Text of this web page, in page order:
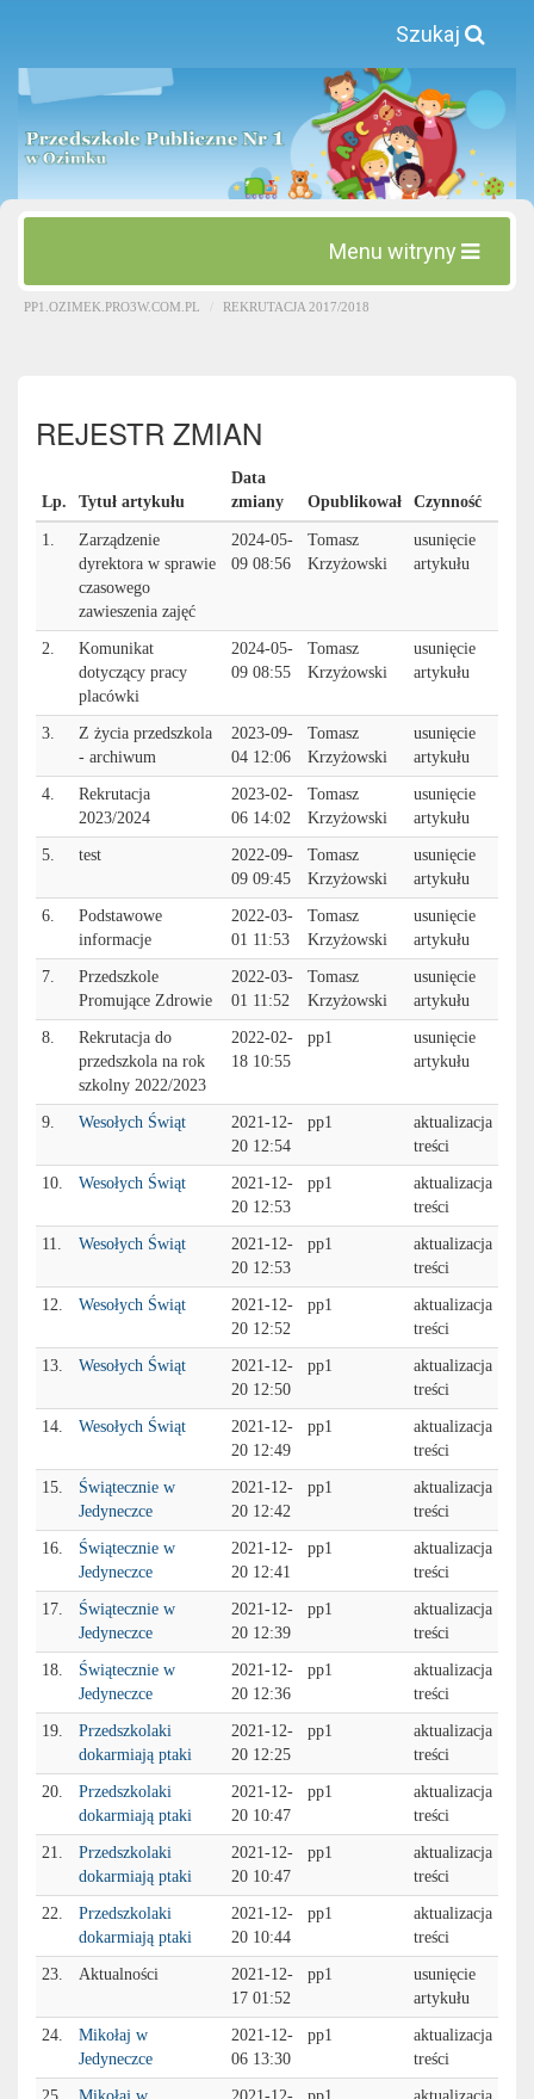
Szukaj
Menu witryny
PP1.OZIMEK.PRO3W.COM.PL REKRUTACJA 2017/2018
REJESTR ZMIAN
Lp. Tytuł artykułu
Data
zmiany
Opublikował Czynność
1.
Zarządzenie
dyrektora w sprawie
czasowego
zawieszenia zajęć
2024-05-
09 08:56
Tomasz
Krzyżowski
usunięcie
artykułu
2.
Komunikat
dotyczący pracy
placówki
2024-05-
09 08:55
Tomasz
Krzyżowski
usunięcie
artykułu
3.
Z życia przedszkola
- archiwum
2023-09-
04 12:06
Tomasz
Krzyżowski
usunięcie
artykułu
4.
Rekrutacja
2023/2024
2023-02-
06 14:02
Tomasz
Krzyżowski
usunięcie
artykułu
5. test
2022-09-
09 09:45
Tomasz
Krzyżowski
usunięcie
artykułu
6.
Podstawowe
informacje
2022-03-
01 11:53
Tomasz
Krzyżowski
usunięcie
artykułu
7.
Przedszkole
Promujące Zdrowie
2022-03-
01 11:52
Tomasz
Krzyżowski
usunięcie
artykułu
8.
Rekrutacja do
przedszkola na rok
szkolny 2022/2023
2022-02-
18 10:55
pp1
usunięcie
artykułu
9. Wesołych Świąt
2021-12-
20 12:54
pp1
aktualizacja
treści
10. Wesołych Świąt
2021-12-
20 12:53
pp1
aktualizacja
treści
11. Wesołych Świąt
2021-12-
20 12:53
pp1
aktualizacja
treści
12. Wesołych Świąt
2021-12-
20 12:52
pp1
aktualizacja
treści
13. Wesołych Świąt
2021-12-
20 12:50
pp1
aktualizacja
treści
14. Wesołych Świąt
2021-12-
20 12:49
pp1
aktualizacja
treści
15.
Świątecznie w
Jedyneczce
2021-12-
20 12:42
pp1
aktualizacja
treści
16.
Świątecznie w
Jedyneczce
2021-12-
20 12:41
pp1
aktualizacja
treści
17.
Świątecznie w
Jedyneczce
2021-12-
20 12:39
pp1
aktualizacja
treści
18.
Świątecznie w
Jedyneczce
2021-12-
20 12:36
pp1
aktualizacja
treści
19.
Przedszkolaki
dokarmiają ptaki
2021-12-
20 12:25
pp1
aktualizacja
treści
20.
Przedszkolaki
dokarmiają ptaki
2021-12-
20 10:47
pp1
aktualizacja
treści
21.
Przedszkolaki
dokarmiają ptaki
2021-12-
20 10:47
pp1
aktualizacja
treści
22.
Przedszkolaki
dokarmiają ptaki
2021-12-
20 10:44
pp1
aktualizacja
treści
23. Aktualności
2021-12-
17 01:52
pp1
usunięcie
artykułu
24.
Mikołaj w
Jedyneczce
2021-12-
06 13:30
pp1
aktualizacja
treści